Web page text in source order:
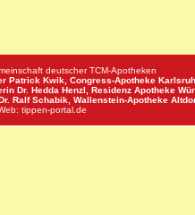
deutscher TCM-Apotheken
Patrick Kwik, Congress-Apotheke
Dr. Hedda Henzl, Residenz Apotheke
Ralf Schabik, Wallenstein-Apotheke
tippen-portal.de